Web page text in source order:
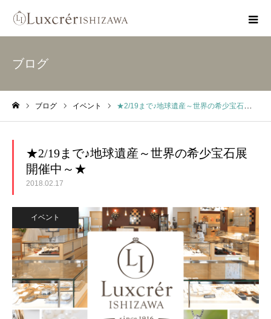
ブログ
ブログ イベント ★2/19まで♪地球遺産～世界の希少宝石展開催中～★
★2/19まで♪地球遺産～世界の希少宝石展
開催中～★
2018.02.17
イベント